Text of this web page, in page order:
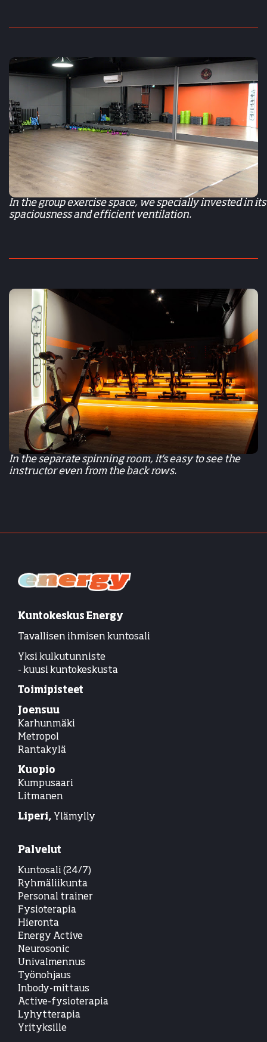
In the group exercise space, we specially invested in its
spaciousness and efficient ventilation.
In the separate spinning room, it's easy to see the
instructor even from the back rows.
Kuntokeskus Energy
Tavallisen ihmisen kuntosali
Yksi kulkutunniste
- kuusi kuntokeskusta
Toimipisteet
Joensuu
Karhunmäki
Metropol
Rantakylä
Kuopio
Kumpusaari
Litmanen
Liperi, Ylämylly
Palvelut
Kuntosali (24/7)
Ryhmäliikunta
Personal trainer
Fysioterapia
Hieronta
Energy Active
Neurosonic
Univalmennus
Työnohjaus
Inbody-mittaus
Active-fysioterapia
Lyhytterapia
Yrityksille